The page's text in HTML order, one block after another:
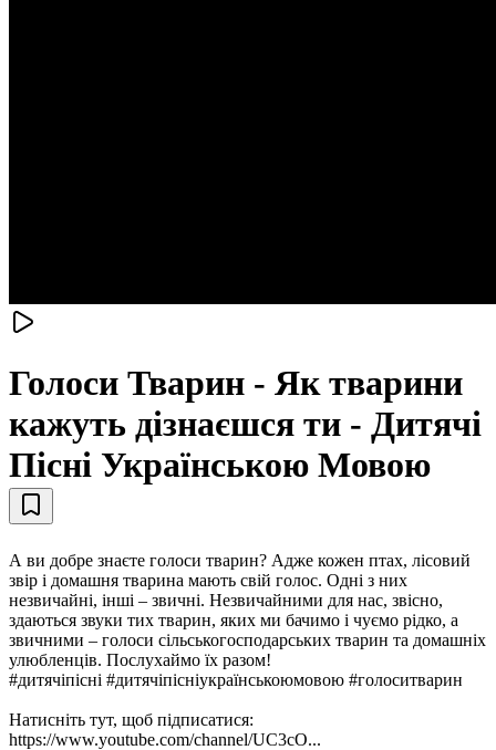
Голоси Тварин - Як тварини
кажуть дізнаєшся ти - Дитячі
Пісні Українською Мовою
А ви добре знаєте голоси тварин? Адже кожен птах, лісовий
звір і домашня тварина мають свій голос. Одні з них
незвичайні, інші – звичні. Незвичайними для нас, звісно,
здаються звуки тих тварин, яких ми бачимо і чуємо рідко, а
звичними – голоси сільськогосподарських тварин та домашніх
улюбленців. Послухаймо їх разом!
#дитячіпісні #дитячіпісніукраїнськоюмовою #голоситварин
Натисніть тут, щоб підписатися:
https://www.youtube.com/channel/UC3cO...